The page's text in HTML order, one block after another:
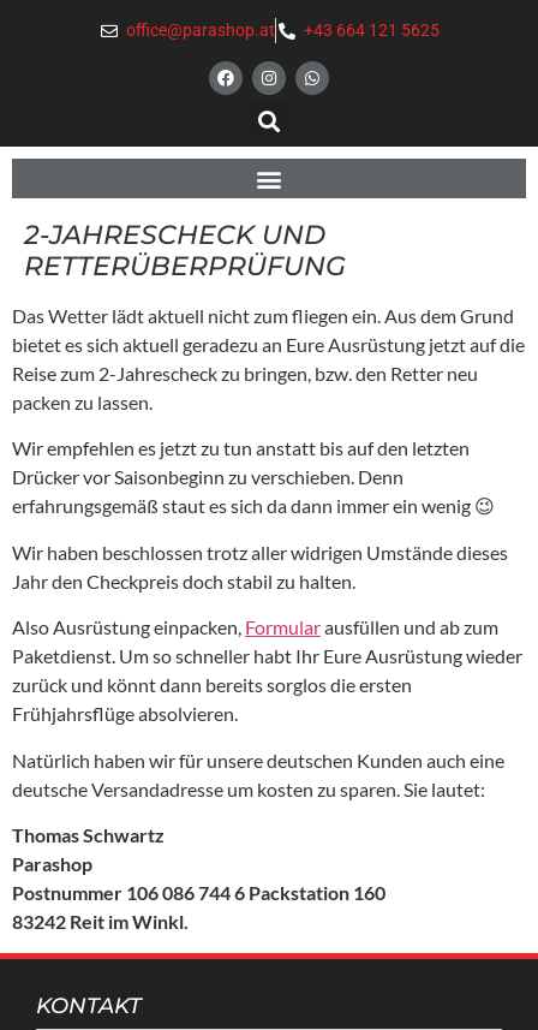
office@parashop.at +43 664 121 5625
2-JAHRESCHECK UND
RETTERÜBERPRÜFUNG
Das Wetter lädt aktuell nicht zum fliegen ein. Aus dem Grund
bietet es sich aktuell geradezu an Eure Ausrüstung jetzt auf die
Reise zum 2-Jahrescheck zu bringen, bzw. den Retter neu
packen zu lassen.
Wir empfehlen es jetzt zu tun anstatt bis auf den letzten
Drücker vor Saisonbeginn zu verschieben. Denn
erfahrungsgemäß staut es sich da dann immer ein wenig 😉
Wir haben beschlossen trotz aller widrigen Umstände dieses
Jahr den Checkpreis doch stabil zu halten.
Also Ausrüstung einpacken, Formularausfüllen und ab zum
Paketdienst. Um so schneller habt Ihr Eure Ausrüstung wieder
zurück und könnt dann bereits sorglos die ersten
Frühjahrsflüge absolvieren.
Natürlich haben wir für unsere deutschen Kunden auch eine
deutsche Versandadresse um kosten zu sparen. Sie lautet:
Thomas Schwartz
Parashop
Postnummer 106 086 744 6 Packstation 160
83242 Reit im Winkl.
KONTAKT